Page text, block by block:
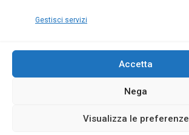
Gestisci servizi
Accetta
Nega
Visualizza le preferenze
Copyright Blumatica